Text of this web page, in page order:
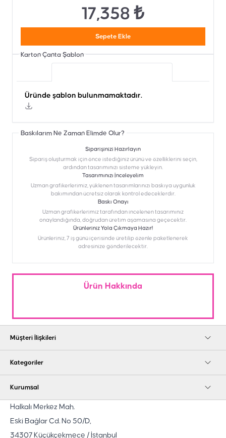
17,358 ₺
Sepete Ekle
Karton Çanta Şablon
Üründe şablon bulunmamaktadır.
Baskılarım Ne Zaman Elimde Olur?
Siparişinizi Hazırlayın
Sipariş oluşturmak için önce istediğiniz ürünü ve özelliklerini seçin,
ardından tasarımınızı sisteme yükleyin.
Tasarımınızı İnceleyelim
Uzman grafikerlerimiz, yüklenen tasarımlarınızı baskıya uygunluk
bakımından ücretsiz olarak kontrol edeceklerdir.
Baskı Onayı
Uzman grafikerlerimiz tarafından incelenen tasarımınız
onaylandığında, doğrudan üretim aşamasına geçecektir.
Ürünleriniz Yola Çıkmaya Hazır!
Ürünleriniz, 7 iş günü içerisinde üretilip özenle paketlenerek
adresinize gönderilecektir.
Ürün Hakkında
Müşteri İlişkileri
Kategoriler
Kurumsal
Halkalı Merkez Mah.
Eski Bağlar Cd. No 50/D,
34307 Küçükçekmece / İstanbul